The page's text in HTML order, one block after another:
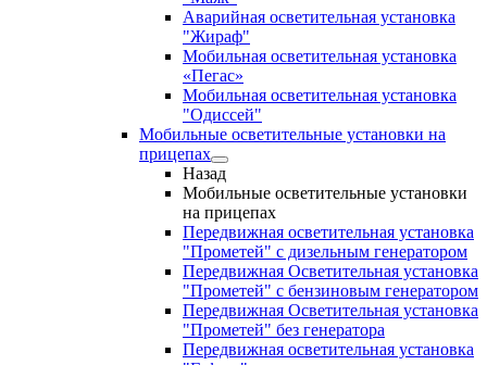
Аварийная осветительная установка
"Жираф"
Мобильная осветительная установка
«Пегас»
Мобильная осветительная установка
"Одиссей"
Мобильные осветительные установки на
прицепах
Назад
Мобильные осветительные установки
на прицепах
Передвижная осветительная установка
"Прометей" с дизельным генератором
Передвижная Осветительная установка
"Прометей" с бензиновым генератором
Передвижная Осветительная установка
"Прометей" без генератора
Передвижная осветительная установка